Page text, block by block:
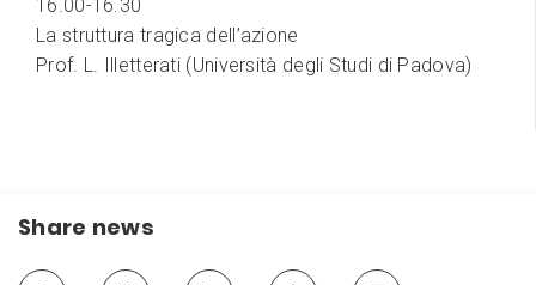
16.00-16.30
La struttura tragica dell’azione
Prof. L. Illetterati (Università degli Studi di Padova)
Share news